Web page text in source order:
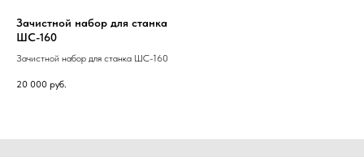
Зачистной набор для станка
ШС-160
Зачистной набор для станка ШС-160
20 000 руб.